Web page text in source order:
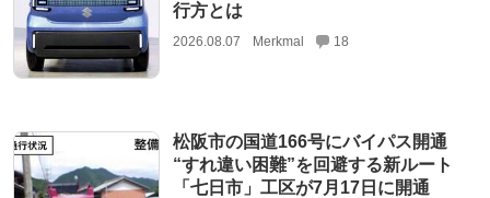
行方とは
2026.08.07 Merkmal 18
松阪市の国道166号にバイパス開通
“すれ違い困難”を回避する新ルート
「七日市」工区が7月17日に開通